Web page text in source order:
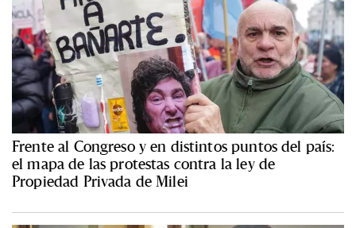
Frente al Congreso y en distintos puntos del país:
el mapa de las protestas contra la ley de
Propiedad Privada de Milei